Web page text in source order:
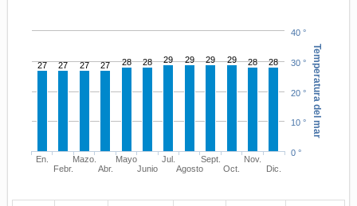
Temperatura del mar
27 27 27 27 28 28 29 29 29 29 28 28
En.
Febr.
Mazo.
Abr.
Mayo
Junio
Jul.
Agosto
Sept.
Oct.
Nov.
Dic.
0 °
10 °
20 °
30 °
40 °